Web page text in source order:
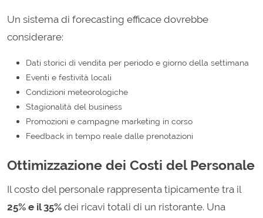
Un sistema di forecasting efficace dovrebbe
considerare:
Dati storici di vendita per periodo e giorno della settimana
Eventi e festività locali
Condizioni meteorologiche
Stagionalità del business
Promozioni e campagne marketing in corso
Feedback in tempo reale dalle prenotazioni
Ottimizzazione dei Costi del Personale
Il costo del personale rappresenta tipicamente tra il
25% e il 35% dei ricavi totali di un ristorante. Una